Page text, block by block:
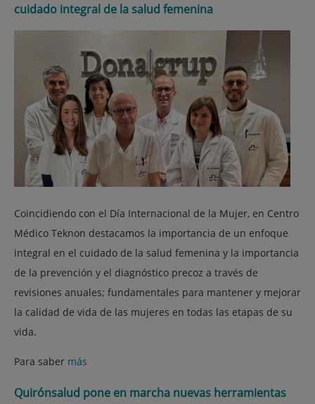
cuidado integral de la salud femenina
Coincidiendo con el Día Internacional de la Mujer, en Centro
Médico Teknon destacamos la importancia de un enfoque
integral en el cuidado de la salud femenina y la importancia
de la prevención y el diagnóstico precoz a través de
revisiones anuales; fundamentales para mantener y mejorar
la calidad de vida de las mujeres en todas las etapas de su
vida.
Para saber más
Quirónsalud pone en marcha nuevas herramientas